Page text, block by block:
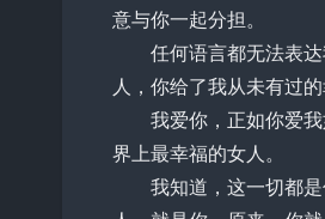
意与你一起分担。
任何语言都无法表达
人，你给了我从未有过
我爱你，正如你爱我
界上最幸福的女人。
我知道，这一切都是